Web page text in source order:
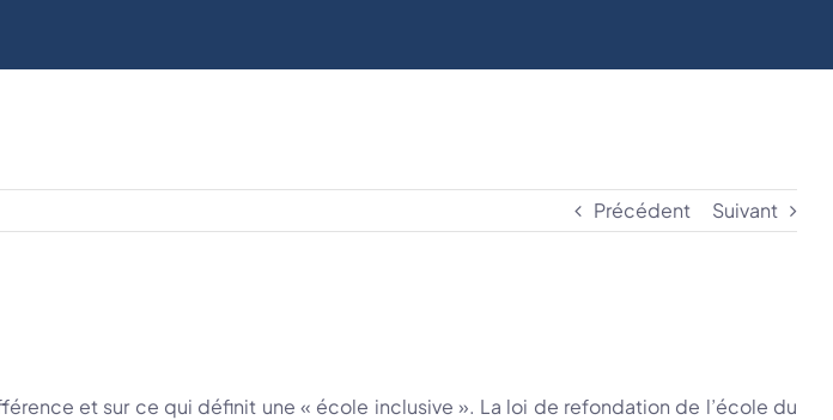
Précédent Suivant
et sur ce qui définit une « école inclusive ». La loi de refondation de l’école du